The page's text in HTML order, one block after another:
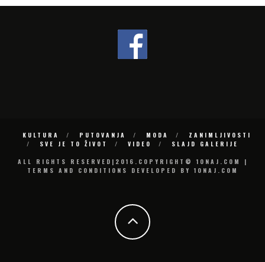
KULTURA PUTOVANJA MODA
ZANIMLJIVOSTI
SVE JE TO ŽIVOT
VIDEO
SLAJD GALERIJE
ALL RIGHTS RESERVED|2016.COPYRIGHT© 10NAJ.COM |
TERMS AND CONDITIONS DEVELOPED BY 10NAJ.COM